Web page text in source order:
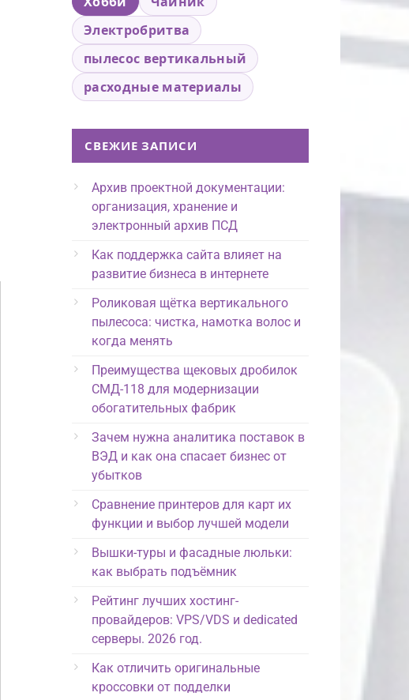
Электробритва
пылесос вертикальный
расходные материалы
СВЕЖИЕ ЗАПИСИ
Архив проектной документации:
организация, хранение и
электронный архив ПСД
Как поддержка сайта влияет на
развитие бизнеса в интернете
Роликовая щётка вертикального
пылесоса: чистка, намотка волос и
когда менять
Преимущества щековых дробилок
СМД-118 для модернизации
обогатительных фабрик
Зачем нужна аналитика поставок в
ВЭД и как она спасает бизнес от
убытков
Сравнение принтеров для карт их
функции и выбор лучшей модели
Вышки-туры и фасадные люльки:
как выбрать подъёмник
Рейтинг лучших хостинг-
провайдеров: VPS/VDS и dedicated
серверы. 2026 год.
Как отличить оригинальные
кроссовки от подделки